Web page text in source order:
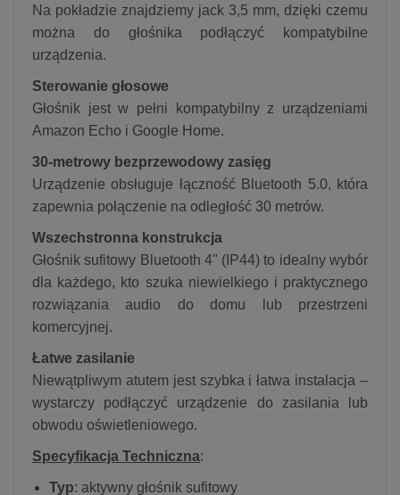
Na pokładzie znajdziemy jack 3,5 mm, dzięki czemu
można do głośnika podłączyć kompatybilne
urządzenia.
Sterowanie głosowe
Głośnik jest w pełni kompatybilny z urządzeniami
Amazon Echo i Google Home.
30-metrowy bezprzewodowy zasięg
Urządzenie obsługuje łączność Bluetooth 5.0, która
zapewnia połączenie na odległość 30 metrów.
Wszechstronna konstrukcja
Głośnik sufitowy Bluetooth 4" (IP44) to idealny wybór
dla każdego, kto szuka niewielkiego i praktycznego
rozwiązania audio do domu lub przestrzeni
komercyjnej.
Łatwe zasilanie
Niewątpliwym atutem jest szybka i łatwa instalacja –
wystarczy podłączyć urządzenie do zasilania lub
obwodu oświetleniowego.
Specyfikacja Techniczna:
Typ: aktywny głośnik sufitowy